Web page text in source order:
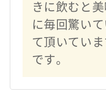
きに飲むと
に毎回驚い
て頂いてい
です。